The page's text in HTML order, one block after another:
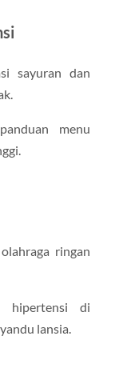
sayuran dan
menu
ringan
hipertensi di
lansia.